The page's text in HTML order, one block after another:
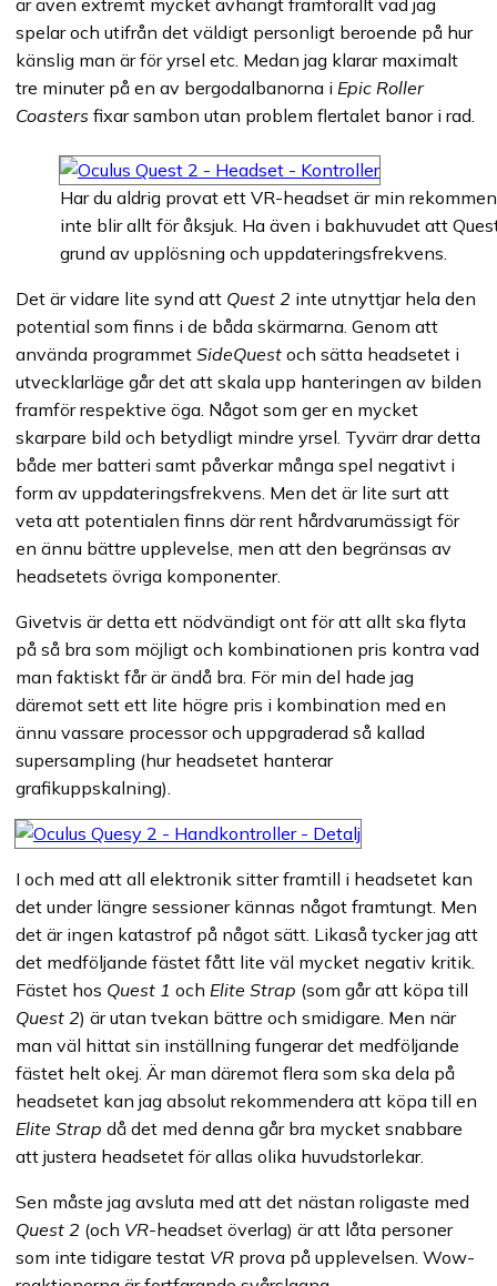
är även extremt mycket avhängt framförallt vad jag
spelar och utifrån det väldigt personligt beroende på hur
känslig man är för yrsel etc. Medan jag klarar maximalt
tre minuter på en av bergodalbanorna i Epic Roller
Coasters fixar sambon utan problem flertalet banor i rad.
Har du aldrig provat ett VR-headset är min
inte blir allt för åksjuk. Ha även i bakhuvudet att
grund av upplösning och uppdateringsfrekvens.
Det är vidare lite synd att Quest 2 inte utnyttjar hela den
potential som finns i de båda skärmarna. Genom att
använda programmet SideQuest och sätta headsetet i
utvecklarläge går det att skala upp hanteringen av bilden
framför respektive öga. Något som ger en mycket
skarpare bild och betydligt mindre yrsel. Tyvärr drar detta
både mer batteri samt påverkar många spel negativt i
form av uppdateringsfrekvens. Men det är lite surt att
veta att potentialen finns där rent hårdvarumässigt för
en ännu bättre upplevelse, men att den begränsas av
headsetets övriga komponenter.
Givetvis är detta ett nödvändigt ont för att allt ska flyta
på så bra som möjligt och kombinationen pris kontra vad
man faktiskt får är ändå bra. För min del hade jag
däremot sett ett lite högre pris i kombination med en
ännu vassare processor och uppgraderad så kallad
supersampling (hur headsetet hanterar
grafikuppskalning).
I och med att all elektronik sitter framtill i headsetet kan
det under längre sessioner kännas något framtungt. Men
det är ingen katastrof på något sätt. Likaså tycker jag att
det medföljande fästet fått lite väl mycket negativ kritik.
Fästet hos Quest 1 och Elite Strap (som går att köpa till
Quest 2) är utan tvekan bättre och smidigare. Men när
man väl hittat sin inställning fungerar det medföljande
fästet helt okej. Är man däremot flera som ska dela på
headsetet kan jag absolut rekommendera att köpa till en
Elite Strap då det med denna går bra mycket snabbare
att justera headsetet för allas olika huvudstorlekar.
Sen måste jag avsluta med att det nästan roligaste med
Quest 2 (och VR-headset överlag) är att låta personer
som inte tidigare testat VR prova på upplevelsen. Wow-